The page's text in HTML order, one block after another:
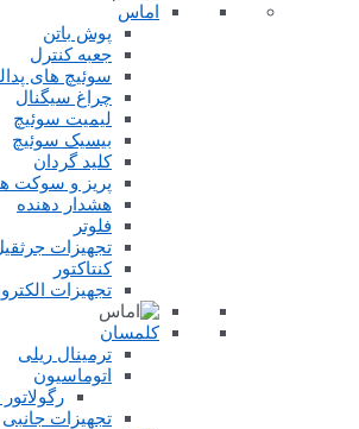
اماس
پوش باتن
جعبه کنترل
سوئیچ های
چراغ سیگنال
لیمیت سوئیچ
بیسیک سوئیچ
کلید گردان
پریز و سوکت
هشدار دهنده
فلوتر
تجهیزات
کنتاکتور
تجهیزات
کلمسان
ترمینال ریلی
اتوماسیون
تجهیزات جانبی